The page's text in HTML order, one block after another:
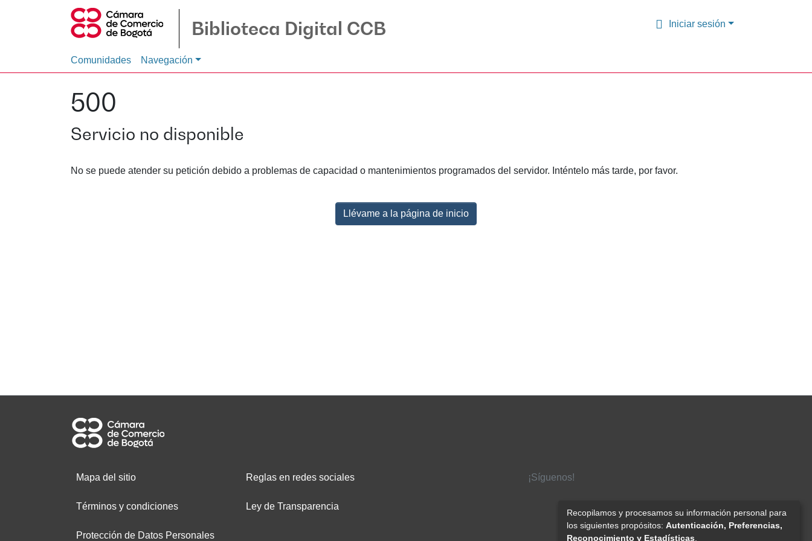
Biblioteca Digital CCB Iniciar sesión
Comunidades Navegación
500
Servicio no disponible
No se puede atender su petición debido a problemas de capacidad o mantenimientos programados del servidor. Inténtelo más tarde, por favor.
Llévame a la página de inicio
Mapa del sitio
Términos y condiciones
Protección de Datos Personales
Reglas en redes sociales
Ley de Transparencia
¡Síguenos!
Recopilamos y procesamos su información personal para
los siguientes propósitos: Autenticación, Preferencias,
Reconocimiento y Estadísticas